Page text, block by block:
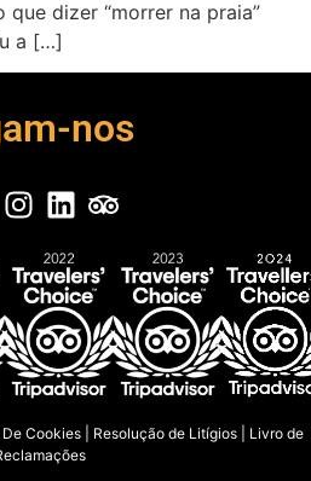
que dizer “morrer na praia”
a […]
nos
Cookies| Resolução de Litígios| Livro de